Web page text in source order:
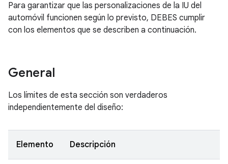
Para garantizar que las personalizaciones de la IU del
automóvil funcionen según lo previsto, DEBES cumplir
con los elementos que se describen a continuación.
General
Los límites de esta sección son verdaderos
independientemente del diseño:
Elemento Descripción